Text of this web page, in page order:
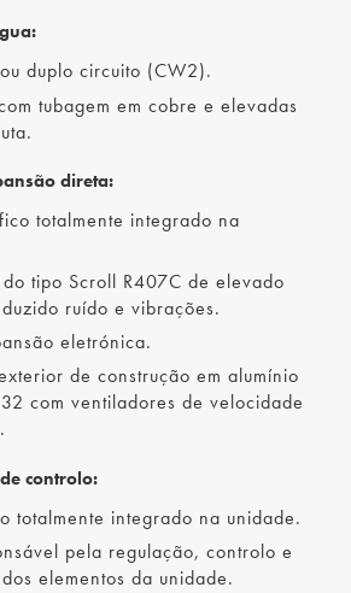
duplo circuito (CW2).
tubagem em cobre e elevadas
direta:
totalmente integrado na
tipo Scroll R407C de elevado
ruído e vibrações.
eletrónica.
de construção em alumínio
com ventiladores de velocidade
controlo:
totalmente integrado na unidade.
pela regulação, controlo e
elementos da unidade.